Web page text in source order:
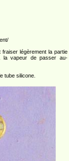
légèrement la partie
la vapeur de passer au-
tube silicone.